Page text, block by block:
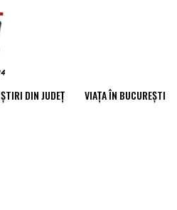
ȘTIRI DIN JUDEȚ VIAȚA ÎN BUCUREȘTI